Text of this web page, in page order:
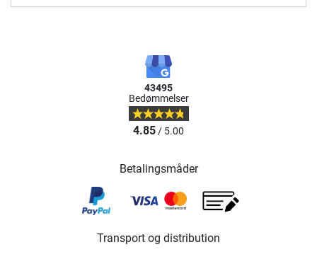
43495
Bedømmelser
4.85/ 5.00
Betalingsmåder
Transport og distribution